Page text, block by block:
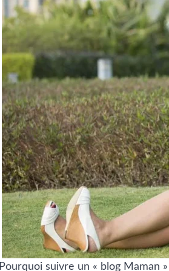
Pourquoi suivre un « blog Maman »